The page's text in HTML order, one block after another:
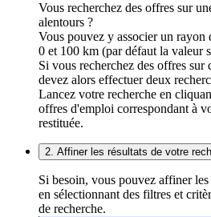
Vous recherchez des offres sur
alentours ?
Vous pouvez y associer un rayon
0 et 100 km (par défaut la valeur
Si vous recherchez des offres sur
devez alors effectuer deux
Lancez votre recherche en
offres d'emploi correspondant à
restituée.
2. Affiner les résultats de votre
Si besoin, vous pouvez affiner
en sélectionnant des filtres et
de recherche.